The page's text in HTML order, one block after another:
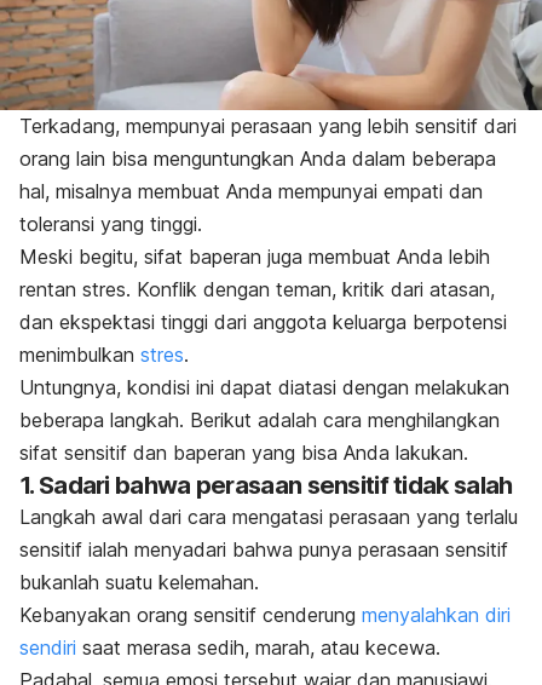
Terkadang, mempunyai perasaan yang lebih sensitif dari
orang lain bisa menguntungkan Anda dalam beberapa
hal, misalnya membuat Anda mempunyai empati dan
toleransi yang tinggi.
Meski begitu, sifat baperan juga membuat Anda lebih
rentan stres. Konflik dengan teman, kritik dari atasan,
dan ekspektasi tinggi dari anggota keluarga berpotensi
menimbulkan stres.
Untungnya, kondisi ini dapat diatasi dengan melakukan
beberapa langkah. Berikut adalah cara menghilangkan
sifat sensitif dan baperan yang bisa Anda lakukan.
1. Sadari bahwa perasaan sensitif tidak salah
Langkah awal dari cara mengatasi perasaan yang terlalu
sensitif ialah menyadari bahwa punya perasaan sensitif
bukanlah suatu kelemahan.
Kebanyakan orang sensitif cenderung menyalahkan diri
sendiri saat merasa sedih, marah, atau kecewa.
Padahal, semua emosi tersebut wajar dan manusiawi.